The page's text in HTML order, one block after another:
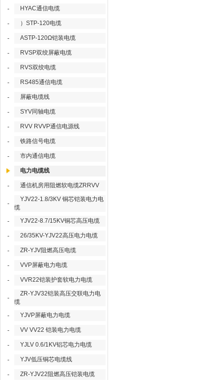
- HYAC通信电缆
- ）STP-120电缆
- ASTP-120Ω铠装电缆
- RVSP双绞屏蔽电缆
- RVS双绞电缆
- RS485通信电缆
- 屏蔽电缆线
- SYV同轴电缆
- RVV RVVP通信电源线
- 铁路信号电缆
- 市内通信电缆
电力电缆线
- 通信机房用阻燃软电缆ZRRVV
-
YJV22-1.8/3KV 铜芯铠装电力电
缆
-
YJV22-8.7/15KV铜芯高压电缆
- 26/35KV-YJV22高压电力电缆
- ZR-YJV阻燃高压电缆
- VVP屏蔽电力电缆
- VVR22铠装护套软电力电缆
-
ZR-YJV32铠装高压交联电力电
缆
-
YJVP屏蔽电力电缆
- VV VV22 铠装电力电缆
- YJLV 0.6/1KV铝芯电力电缆
- YJV低压铜芯电缆线
- ZR-YJV22阻燃高压铠装电缆